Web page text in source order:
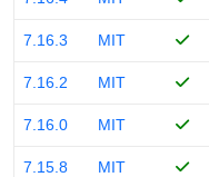
7.16.3 MIT
7.16.2 MIT
7.16.0 MIT
7.15.8 MIT